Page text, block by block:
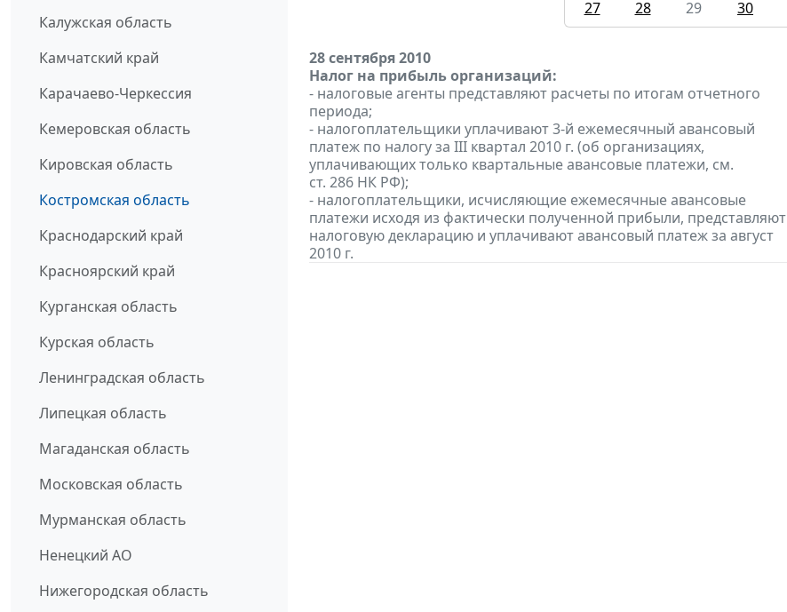
Калужская область
Камчатский край
Карачаево-Черкессия
Кемеровская область
Кировская область
Костромская область
Краснодарский край
Красноярский край
Курганская область
Курская область
Ленинградская область
Липецкая область
Магаданская область
Московская область
Мурманская область
Ненецкий АО
Нижегородская область
27
28 29 30
28 сентября 2010
Налог на прибыль организаций:
- налоговые агенты представляют расчеты по итогам отчетного
периода;
- налогоплательщики уплачивают 3-й ежемесячный авансовый
платеж по налогу за III квартал 2010 г. (об организациях,
уплачивающих только квартальные авансовые платежи, см.
ст. 286 НК РФ);
- налогоплательщики, исчисляющие ежемесячные авансовые
платежи исходя из фактически полученной прибыли, представляют
налоговую декларацию и уплачивают авансовый платеж за август
2010 г.